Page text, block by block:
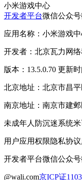
小米游戏中心
开发者平台微信公众号
应用名称：小米游戏
开发者：北京瓦力网
版本：13.5.0.70 更新
北京地址：北京市昌
南京地址：南京市建
未成年人防沉迷系统
用户应用权限隐私协议
开发者平台微信公众号
@wali.com京ICP证